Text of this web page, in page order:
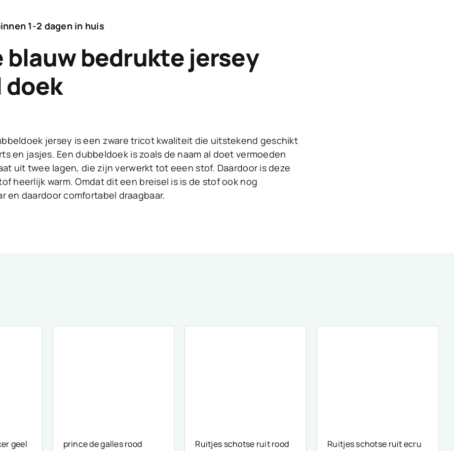
1-2 dagen in huis
blauw bedrukte jersey
doek
jersey is een zware tricot kwaliteit die uitstekend geschikt
en jasjes. Een dubbeldoek is zoals de naam al doet vermoeden
uit twee lagen, die zijn verwerkt tot eeen stof. Daardoor is deze
heerlijk warm. Omdat dit een breisel is is de stof ook nog
en daardoor comfortabel draagbaar.
geel prince de galles rood Ruitjes schotse ruit rood Ruitjes schotse ruit ecru